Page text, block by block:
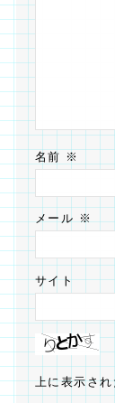
名前 ※
メール※
サイト
上に表示さ